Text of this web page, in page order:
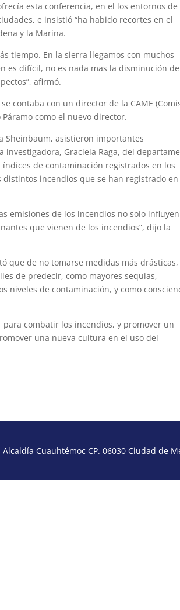
esta conferencia, en el los entornos de
e insistió “ha habido recortes en el
y la Marina.
tiempo. En la sierra llegamos con muchos
es difícil, no es nada mas la disminución
afirmó.
contaba con un director de la CAME
como el nuevo director.
Sheinbaum, asistieron importantes
Graciela Raga, del
de contaminación registrados en los
distintos incendios que se han registrado en
emisiones de los incendios no solo influyen
que vienen de los incendios”, dijo la
que de no tomarse medidas más drásticas,
de predecir, como mayores sequias,
niveles de contaminación, y como
combatir los incendios, y promover un
una nueva cultura en el uso del
Cuauhtémoc CP. 06030 Ciudad de